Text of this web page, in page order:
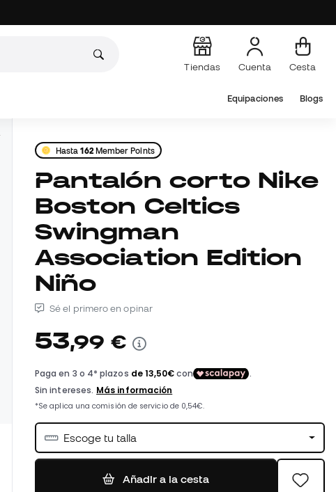
Tiendas Cuenta Cesta
Equipaciones Blogs
Hasta162Member Points
Pantalón corto Nike
Boston Celtics
Swingman
Association Edition
Niño
Sé el primero en opinar
53,99 €
Escoge tu talla
Añadir a la cesta